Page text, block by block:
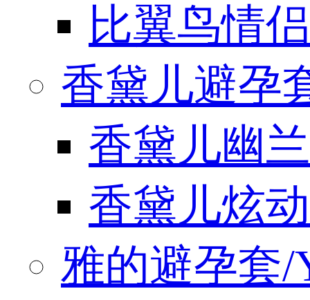
比翼鸟情
香黛儿避孕
香黛儿幽
香黛儿炫
雅的避孕套/